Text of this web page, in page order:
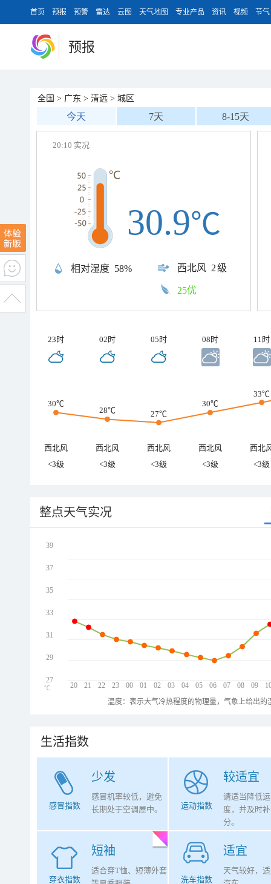
首页 预报 预警 雷达 云图 天气地图 专业产品 资讯 视频 节气
预报
全国 > 广东 > 清远 > 城区
今天 7天 8-15天
20:10 实况
相对湿度 58% 西北风 2级
30.9℃
25优
23时 02时 05时 08时 11时
30℃
28℃ 27℃
30℃
33℃
西北风 西北风 西北风 西北风
西北
<3级
<3级 <3级 <3级 <3级
整点天气实况
20 21 22 23 00 01 02 03 04 05 06 07 08 09
39
37
35
33
31
29
27
℃
温度：表示大气冷热程度的物理量，气象上给出
生活指数
少发
感冒指数
感冒机率较低，避免
长期处于空调屋中。
较适宜
运动指数
请适当降低
度，并及时
分。
短袖
穿衣指数
适合穿T恤、短薄外套
适宜
洗车指数
天气较好，